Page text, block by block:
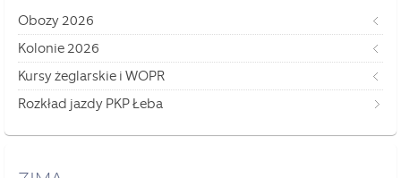
Obozy 2026
Kolonie 2026
Kursy żeglarskie i WOPR
Rozkład jazdy PKP Łeba